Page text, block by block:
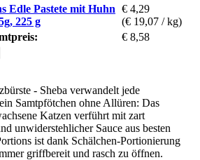
Edle Pastete mit Huhn
225 g
€ 4,29
(€ 19,07 / kg)
€ 8,58
- Sheba verwandelt jede
Samtpfötchen ohne Allüren: Das
Katzen verführt mit zart
unwiderstehlicher Sauce aus besten
ist dank Schälchen-Portionierung
griffbereit und rasch zu öffnen.